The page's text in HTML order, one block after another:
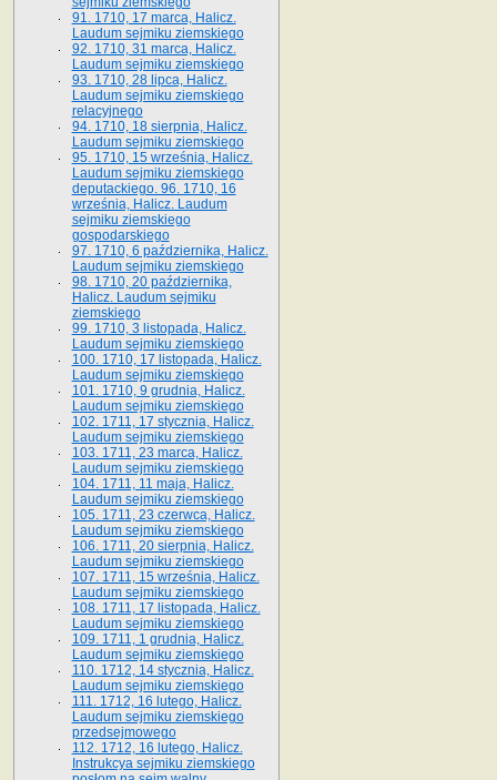
91. 1710, 17 marca, Halicz.
Laudum sejmiku ziemskiego
92. 1710, 31 marca, Halicz.
Laudum sejmiku ziemskiego
93. 1710, 28 lipca, Halicz.
Laudum sejmiku ziemskiego
relacyjnego
94. 1710, 18 sierpnia, Halicz.
Laudum sejmiku ziemskiego
95. 1710, 15 września, Halicz.
Laudum sejmiku ziemskiego
deputackiego. 96. 1710, 16
września, Halicz. Laudum
sejmiku ziemskiego
gospodarskiego
97. 1710, 6 października, Halicz.
Laudum sejmiku ziemskiego
98. 1710, 20 października,
Halicz. Laudum sejmiku
ziemskiego
99. 1710, 3 listopada, Halicz.
Laudum sejmiku ziemskiego
100. 1710, 17 listopada, Halicz.
Laudum sejmiku ziemskiego
101. 1710, 9 grudnia, Halicz.
Laudum sejmiku ziemskiego
102. 1711, 17 stycznia, Halicz.
Laudum sejmiku ziemskiego
103. 1711, 23 marca, Halicz.
Laudum sejmiku ziemskiego
104. 1711, 11 maja, Halicz.
Laudum sejmiku ziemskiego
105. 1711, 23 czerwca, Halicz.
Laudum sejmiku ziemskiego
106. 1711, 20 sierpnia, Halicz.
Laudum sejmiku ziemskiego
107. 1711, 15 września, Halicz.
Laudum sejmiku ziemskiego
108. 1711, 17 listopada, Halicz.
Laudum sejmiku ziemskiego
109. 1711, 1 grudnia, Halicz.
Laudum sejmiku ziemskiego
110. 1712, 14 stycznia, Halicz.
Laudum sejmiku ziemskiego
111. 1712, 16 lutego, Halicz.
Laudum sejmiku ziemskiego
przedsejmowego
112. 1712, 16 lutego, Halicz.
Instrukcya sejmiku ziemskiego